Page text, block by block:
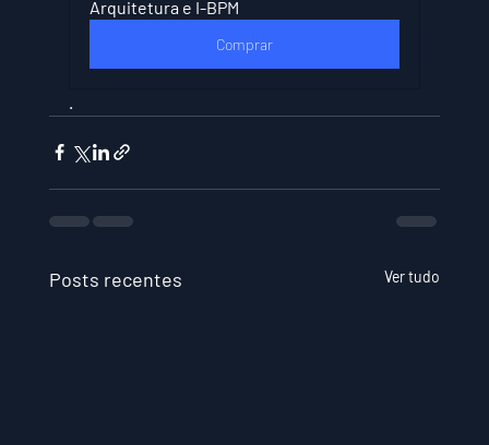
Arquitetura e I-BPM
Comprar
Posts recentes Ver tudo